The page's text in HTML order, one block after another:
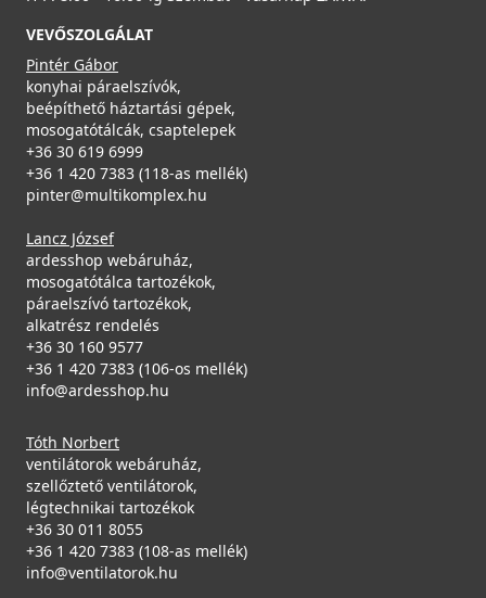
VEVŐSZOLGÁLAT
Pintér Gábor
konyhai páraelszívók,
beépíthető háztartási gépek,
mosogatótálcák, csaptelepek
+36 30 619 6999
+36 1 420 7383 (118-as mellék)
pinter@multikomplex.hu
Lancz József
ardesshop webáruház,
mosogatótálca tartozékok,
páraelszívó tartozékok,
alkatrész rendelés
+36 30 160 9577
+36 1 420 7383 (106-os mellék)
info@ardesshop.hu
Tóth Norbert
ventilátorok webáruház,
szellőztető ventilátorok,
légtechnikai tartozékok
+36 30 011 8055
+36 1 420 7383 (108-as mellék)
info@ventilatorok.hu